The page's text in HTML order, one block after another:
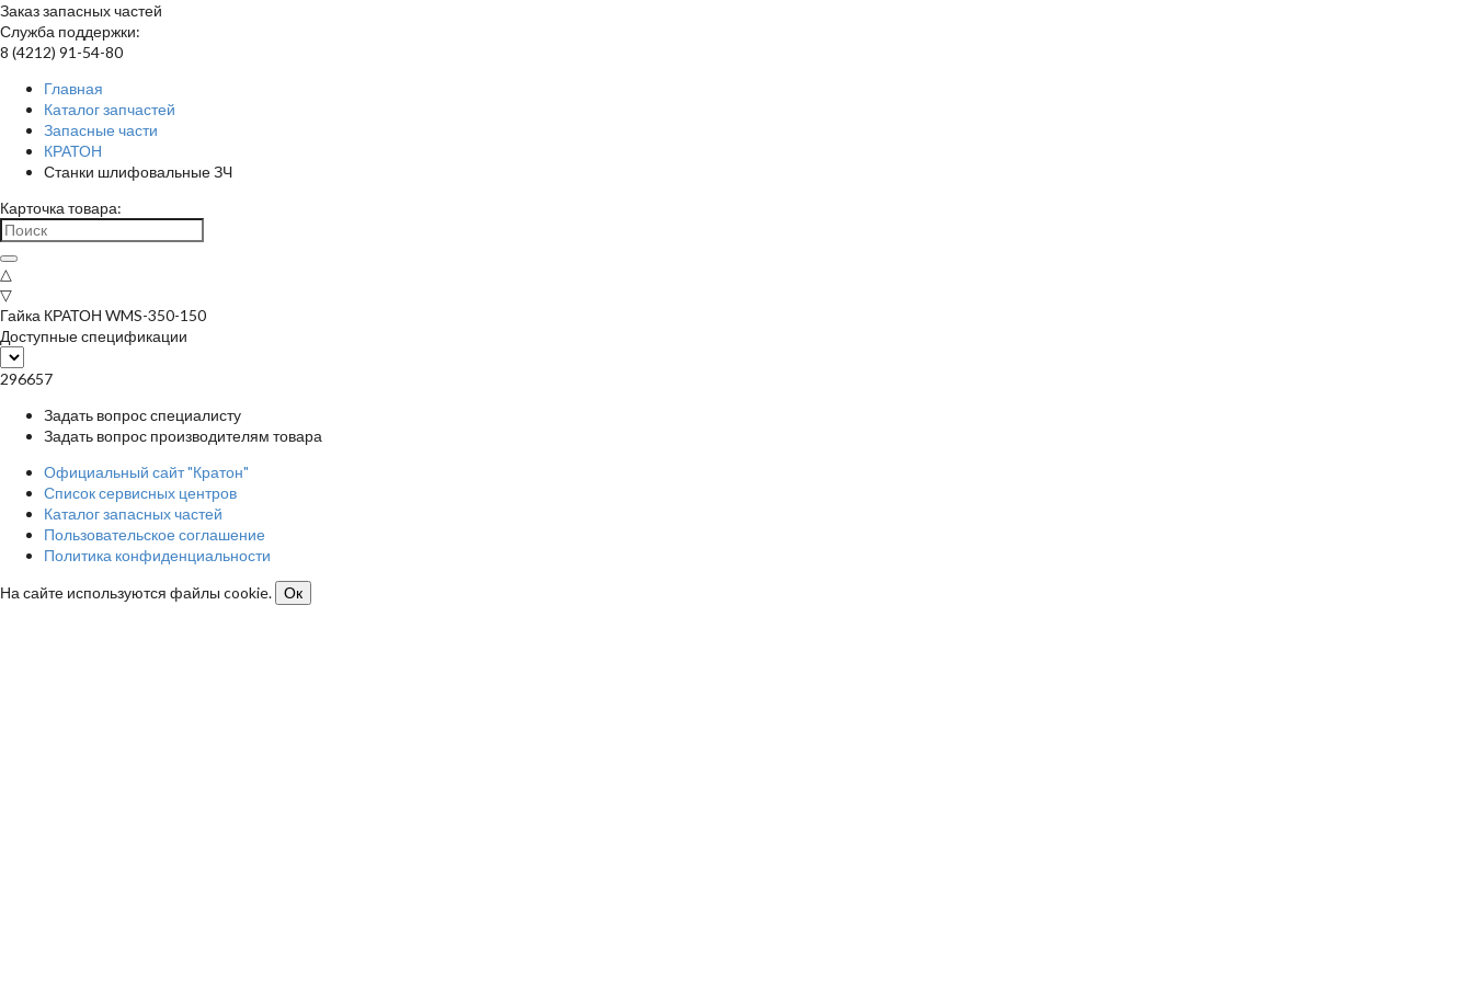
Заказ запасных частей
Служба поддержки:
8 (4212) 91-54-80
Главная
Каталог запчастей
Запасные части
КРАТОН
Станки шлифовальные ЗЧ
Карточка товара:
△
▽
Гайка КРАТОН WMS-350-150
Доступные спецификации
296657
Задать вопрос специалисту
Задать вопрос производителям товара
Официальный сайт "Кратон"
Список сервисных центров
Каталог запасных частей
Пользовательское соглашение
Политика конфиденциальности
На сайте используются файлы cookie.
Ок